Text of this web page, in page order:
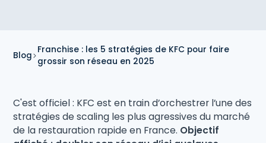
Blog
Franchise : les 5 stratégies de KFC pour faire
grossir son réseau en 2025
C'est officiel : KFC est en train d’orchestrer l’une des
stratégies de scaling les plus agressives du marché
de la restauration rapide en France. Objectif